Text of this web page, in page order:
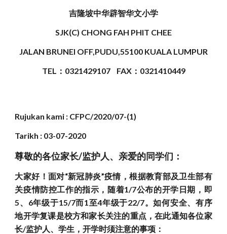
吉隆坡中华辟智华文小学
SJK(C) CHONG FAH PHIT CHEE
JALAN BRUNEI OFF,PUDU,55100 KUALA LUMPUR
TEL：0321429107    FAX：0321410449
Rujukan kami : CFPC/2020/07-(1)
Tarikh : 03-07-2020
尊敬的各位家长/监护人、亲爱的同学们：
大家好！面对“新冠肺炎”疫情，根据教育部及卫生部有
关疫情防控工作的指示，随着1/7公布的开学日期，即
5、6年级于15/7而1至4年级于22/7。如何安全、有序
地开学复课是校方和家长关注的重点，在此通知各位家
长/监护人、学生，开学时须注意的事项：